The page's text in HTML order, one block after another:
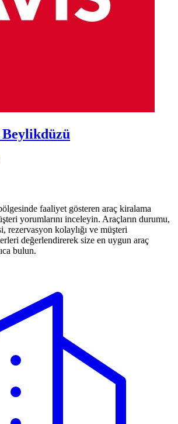
faaliyet gösteren araç kiralama
yorumlarını inceleyin. Araçların durumu,
rezervasyon kolaylığı ve müşteri
değerlendirerek size en uygun araç
bulun.